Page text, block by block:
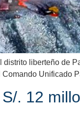
liberteño de
Unificado
. 12